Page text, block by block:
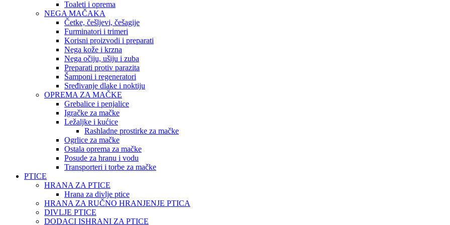
Toaleti i oprema
NEGA MAČAKA
Četke, češljevi, češagije
Furminatori i trimeri
Korisni proizvodi i preparati
Nega kože i krzna
Nega očiju, ušiju i zuba
Preparati protiv parazita
Šamponi i regeneratori
Sređivanje dlake i noktiju
OPREMA ZA MAČKE
Grebalice i penjalice
Igračke za mačke
Ležaljke i kućice
Rashladne prostirke za mačke
Ogrlice za mačke
Ostala oprema za mačke
Posude za hranu i vodu
Transporteri i torbe za mačke
PTICE
HRANA ZA PTICE
Hrana za divlje ptice
HRANA ZA RUČNO HRANJENJE PTICA
DIVLJE PTICE
DODACI ISHRANI ZA PTICE